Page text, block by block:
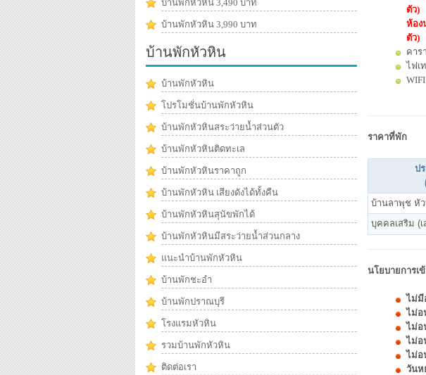
ตัว)
ห้อง
ตัว)
คาร
ไฟเ
WIFI
ราคาที่พัก
ป
บ้านลาพุช หั
บุคคลเสริม (
นโยบายการเ
ไม่มี
ไม่อ
ไม่อ
ไม่อ
ไม่อ
วันห
บ้านพักหัวหิน 3,490 บาท
บ้านพักหัวหิน 3,990 บาท
บ้านพักหัวหิน
บ้านพักหัวหิน
โปรโมชั่นบ้านพักหัวหิน
บ้านพักหัวหินสระว่ายน้ำส่วนตัว
บ้านพักหัวหินติดทะเล
บ้านพักหัวหินราคาถูก
บ้านพักหัวหิน เสียงดังได้ทั้งคืน
บ้านพักหัวหินสุนัขพักได้
บ้านพักหัวหินมีสระว่ายน้ำส่วนกลาง
แนะนำบ้านพักหัวหิน
บ้านพักชะอำ
บ้านพักปราณบุรี
โรงแรมหัวหิน
รวมบ้านพักหัวหิน
ติดต่อเรา